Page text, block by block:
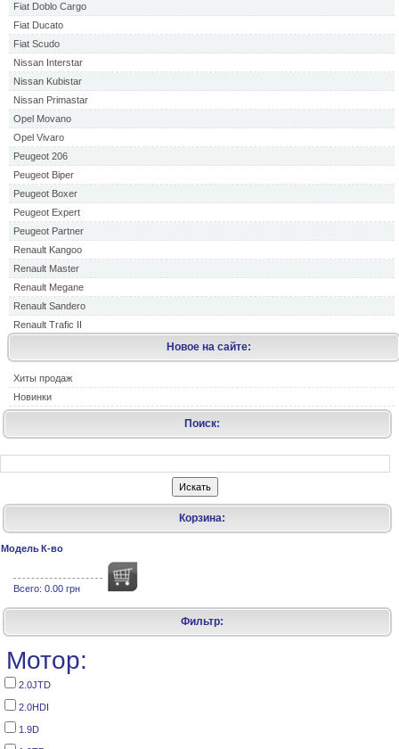
Fiat Doblo Cargo
Fiat Ducato
Fiat Scudo
Nissan Interstar
Nissan Kubistar
Nissan Primastar
Opel Movano
Opel Vivaro
Peugeot 206
Peugeot Biper
Peugeot Boxer
Peugeot Expert
Peugeot Partner
Renault Kangoo
Renault Master
Renault Megane
Renault Sandero
Renault Trafic II
Новое на сайте:
Хиты продаж
Новинки
Поиск:
Корзина:
Модель К-во
Всего: 0.00 грн
Фильтр:
Мотор:
2.0JTD
2.0HDI
1.9D